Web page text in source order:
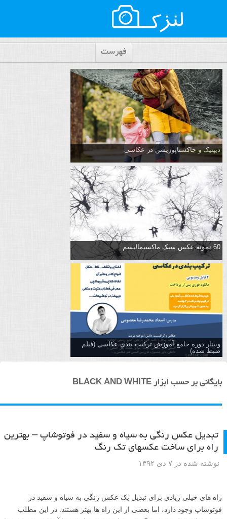
فهرست
دیپتیک و جاکستا‌پوزیشن در عکاسی
60 نمونه عکس سبک ماکسیمالیسم
وبینار دوره جامع آموزش تركيب بندي عكاسي (فیلم
ضبط شده)
بایگانی بر حسب ابزار BLACK AND WHITE
تبدیل عکس رنگی به سیاه و سفید در فوتوشاپ – بهترین
راه برای ساخت عکسهای تک رنگ
نوشته شده در ۷ دی ۱۳۹۲
راه های خیلی زیادی برای تبدیل یک عکس رنگی به سیاه و سفید در
فوتوشاپ وجود دارد، اما بعضی از این راه ها بهتر هستند. در این مطلب